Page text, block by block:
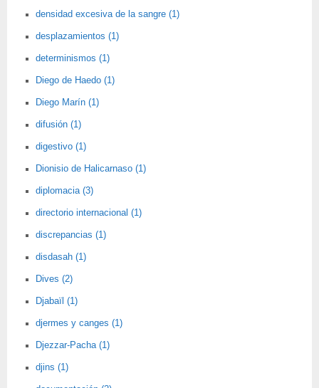
densidad excesiva de la sangre (1)
desplazamientos (1)
determinismos (1)
Diego de Haedo (1)
Diego Marín (1)
difusión (1)
digestivo (1)
Dionisio de Halicarnaso (1)
diplomacia (3)
directorio internacional (1)
discrepancias (1)
disdasah (1)
Dives (2)
Djabaïl (1)
djermes y canges (1)
Djezzar-Pacha (1)
djins (1)